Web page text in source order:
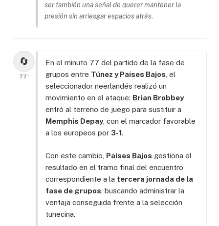
ser también una señal de querer mantener la
presión sin arriesgar espacios atrás.
🔄
77'
En el minuto 77 del partido de la fase de
grupos entre Túnez y Países Bajos , el
seleccionador neerlandés realizó un
movimiento en el ataque: Brian Brobbey
entró al terreno de juego para sustituir a
Memphis Depay, con el marcador favorable
a los europeos por 3-1.
Con este cambio, Países Bajos gestiona el
resultado en el tramo final del encuentro
correspondiente a la tercera jornada de la
fase de grupos, buscando administrar la
ventaja conseguida frente a la selección
tunecina.